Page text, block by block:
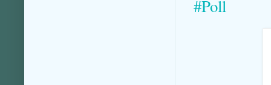
#Poll